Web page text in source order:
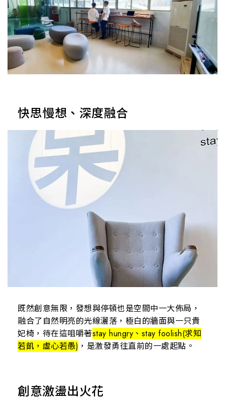
快思慢想、深度融合
既然創意無限，發想與停頓也是空間中一大佈局，
融合了自然明亮的光線灑落，極白的牆面與一只貴
妃椅，待在這咀嚼著stay hungry、stay foolish(求知
若飢，虛心若愚) ，是激發勇往直前的一處起點。
創意激盪出火花